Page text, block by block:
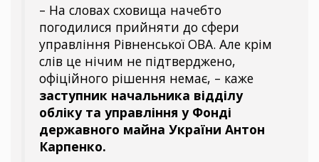
– На словах сховища начебто
погодилися прийняти до сфери
управління Рівненської ОВА. Але крім
слів це нічим не підтверджено,
офіційного рішення немає, – каже
заступник начальника відділу
обліку та управління у Фонді
державного майна України Антон
Карпенко.